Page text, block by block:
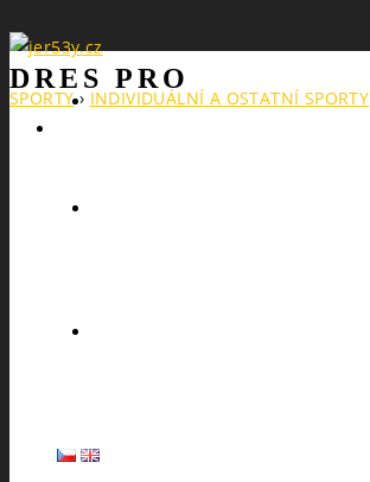
Search
DRES PRO
SPORTY› INDIVIDUÁLNÍ A OSTATNÍ SPORTY